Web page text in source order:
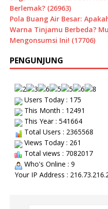
Berlemak? (26963)
Pola Buang Air Besar:
Warna Tinjamu Berbeda?
Mengonsumsi Ini! (17706)
PENGUNJUNG
Users Today : 175
This Month : 12491
This Year : 541664
Total Users : 2365568
Views Today : 261
Total views : 7082017
Who's Online : 9
Your IP Address :